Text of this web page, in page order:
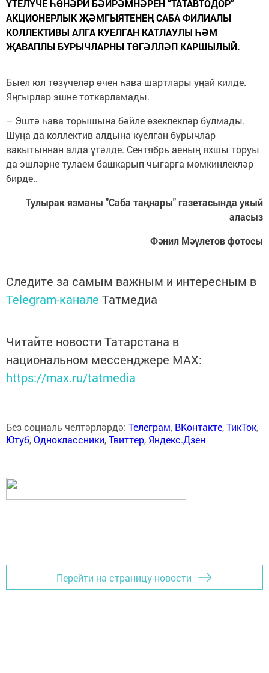
ҮТЕЛҮЧЕ ҺӨНӘРИ БӘЙРӘМНӘРЕН “ТАТАВТОДОР”
АКЦИОНЕРЛЫК ҖӘМГЫЯТЕНЕҢ САБА ФИЛИАЛЫ
КОЛЛЕКТИВЫ АЛГА КУЕЛГАН КАТЛАУЛЫ ҺӘМ
ҖАВАПЛЫ БУРЫЧЛАРНЫ ТӨГӘЛЛӘП КАРШЫЛЫЙ.
Быел юл төзүчеләр өчен һава шартлары уңай килде.
Яңгырлар эшне тоткарламады.
– Эштә һава торышына бәйле өзеклекләр булмады.
Шуңа да коллектив алдына куелган бурычлар
вакытыннан алда үтәлде. Сентябрь аеның яхшы торуы
да эшләрне тулаем башкарып чыгарга мөмкинлекләр
бирде..
Тулырак язманы "Саба таңнары" газетасында укый
аласыз
Фәнил Мәүлетов фотосы
Следите за самым важным и интересным в
Telegram-канале Татмедиа
Читайте новости Татарстана в
национальном мессенджере MАХ:
https://max.ru/tatmedia
Без социаль челтәрләрдә: Телеграм, ВКонтакте,ТикТок,
Ютуб,Одноклассники,Твиттер, Яндекс.Дзен
Перейти на страницу новости